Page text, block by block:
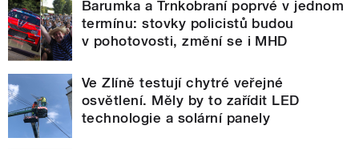
Barumka a Trnkobraní poprvé v jednom
termínu: stovky policistů budou
v pohotovosti, změní se i MHD
Ve Zlíně testují chytré veřejné
osvětlení. Měly by to zařídit LED
technologie a solární panely